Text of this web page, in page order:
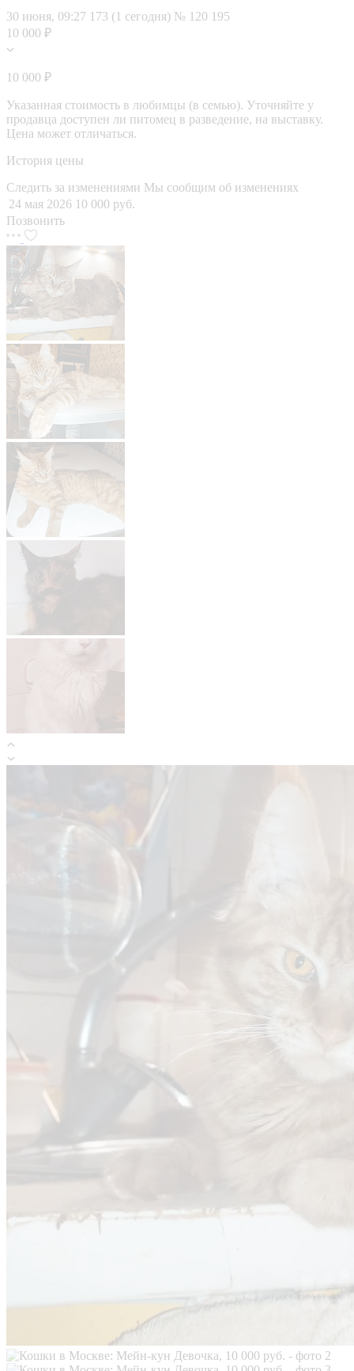
30 июня, 09:27 173 (1 сегодня) № 120 195
10 000 ₽
10 000 ₽
Указанная стоимость в любимцы (в семью). Уточняйте у
продавца доступен ли питомец в разведение, на выставку.
Цена может отличаться.
История цены
Следить за изменениями Мы сообщим об изменениях
24 мая 2026 10 000 руб.
Позвонить